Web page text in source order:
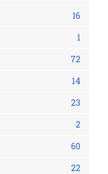
16
1
72
14
23
2
60
22